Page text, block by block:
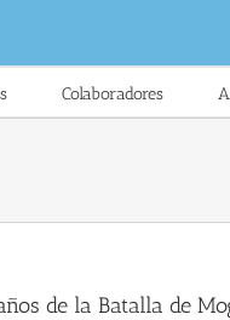
Colaboradores
de la Batalla de